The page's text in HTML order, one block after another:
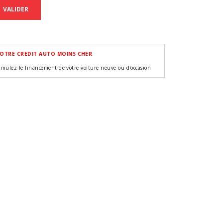
VALIDER
CREDIT AUTO MOINS CHER
le financement de votre voiture neuve ou d'occasion